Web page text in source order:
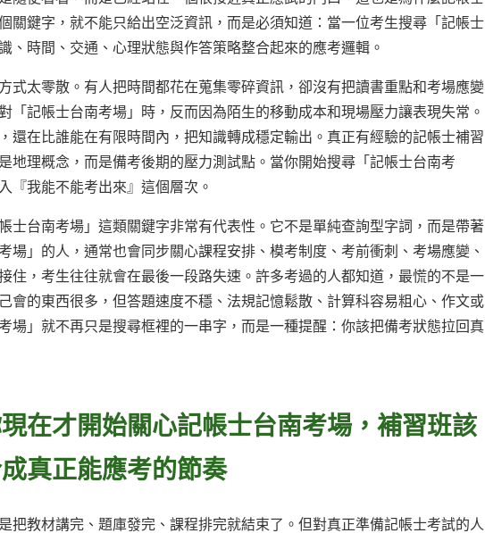
關鍵字，就不能只給出空泛資訊，而是必須知道：當一位考生搜尋「記帳士
、時間、交通、心理狀態與作答策略整合起來的應考邏輯。
式太零散。有人把時間都花在蒐集零碎資訊，卻沒有把讀書重點和考場應變
「記帳士台南考場」時，反而因為陌生的移動成本和現場壓力讓表現失常。
還在比誰能在有限時間內，把知識轉成穩定輸出。真正有經驗的記帳士補習
地理概念，而是備考後期的壓力測試點。當你開始搜尋「記帳士台南考
『我能不能考出來』這個層次。
士台南考場」這類關鍵字非常有代表性。它不是單純查詢型字詞，而是帶著
場」的人，通常也會同步關心課程安排、模考制度、考前衝刺、考場應變、
住，考生往往就會在最後一段路失速。許多考過的人都知道，最慌的不是一
會的東西很多，但答題速度不穩、法規記憶鬆散、計算科容易粗心、作文或
場」就不再只是搜尋框裡的一串字，而是一種提醒：你該把備考狀態拉回真
在才開始關心記帳士台南考場，補習班該
真正能應考的節奏
把教材講完、題庫發完、課程排完就結束了。但對真正準備記帳士考試的人